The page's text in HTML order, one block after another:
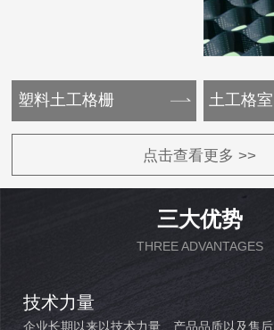
塑料土工格栅 土工格室
点击查看更多 >>
三大优势
THREE ADVANTAGES
技术力量
企业长期以来以技术力量、产品品质以及售后